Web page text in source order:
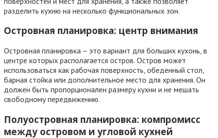
разделить кухню на несколько функциональных зон.
Островная планировка: центр внимания
Островная планировка – это вариант для больших кухонь, в
центре которых располагается остров. Остров может
использоваться как рабочая поверхность, обеденный стол,
барная стойка или дополнительное место для хранения. Он
должен быть пропорционален размеру кухни и не мешать
свободному передвижению.
Полуостровная планировка: компромисс
между островом и угловой кухней